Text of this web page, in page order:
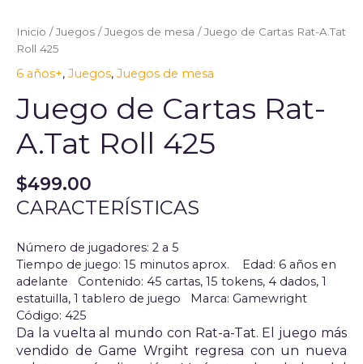
Inicio /Juegos /Juegos de mesa / Juego de Cartas Rat-A.Tat
Roll 425
6 años+, Juegos, Juegos de mesa
Juego de Cartas Rat-
A.Tat Roll 425
$499.00
CARACTERÍSTICAS
Número de jugadores: 2 a 5
Tiempo de juego: 15 minutos aprox. Edad: 6 años en
adelante Contenido: 45 cartas, 15 tokens, 4 dados, 1
estatuilla, 1 tablero de juego Marca: Gamewright
Código: 425
Da la vuelta al mundo con Rat-a-Tat. El juego más
vendido de Game Wrgiht regresa con un nueva
Roll
cantidad